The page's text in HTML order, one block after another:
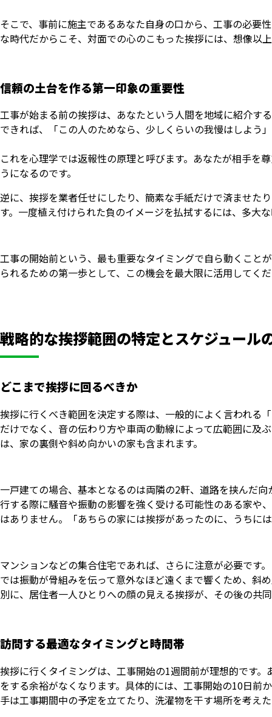
そこで、事前に施主であるあなた自身の口から、工事の必要
な時代だからこそ、対面での心のこもった挨拶には、想像以
信頼の土台を作る第一印象の重要性
工事が始まる前の挨拶は、あなたという人間を地域に紹介す
できれば、「この人のためなら、少しくらいの我慢はしよう
これを心理学では返報性の原理と呼びます。あなたが相手を
うになるのです。
逆に、挨拶を業者任せにしたり、簡素な手紙だけで済ませた
す。一度植え付けられた負のイメージを払拭するには、多大
工事の開始前という、最も重要なタイミングで自ら動くこと
られるための第一歩として、この機会を最大限に活用してく
戦略的な挨拶範囲の特定とスケジュール
どこまで挨拶に回るべきか
挨拶に行くべき範囲を決定する際は、一般的によく言われる
だけでなく、音の伝わり方や車両の動線によって広範囲に及
は、家の裏側や斜め向かいの家も含まれます。
一戸建ての場合、基本となるのは両隣の2軒、道路を挟んだ
行する際に騒音や振動の影響を強く受ける可能性のある家や
はありません。「あちらの家には挨拶があったのに、うちに
マンションなどの集合住宅であれば、さらに注意が必要です
では振動が骨組みを伝って意外なほど遠くまで響くため、斜
別に、居住者一人ひとりへの顔の見える挨拶が、その後の共
訪問する最適なタイミングと時間帯
挨拶に行くタイミングは、工事開始の1週間前が理想的です
をする余裕がなくなります。具体的には、工事開始の10日前
手は工事期間中の予定を立てたり、洗濯物を干す場所を考え